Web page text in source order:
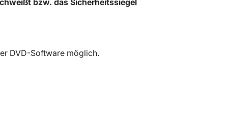
bzw. das Sicherheitssiegel
DVD-Software möglich.